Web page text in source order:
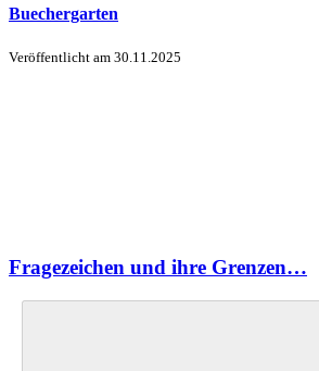
Buechergarten
Veröffentlicht am 30.11.2025
Fragezeichen und ihre Grenzen…